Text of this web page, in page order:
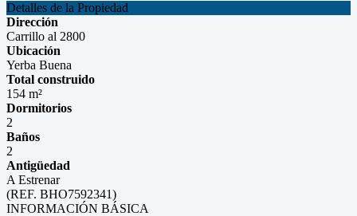
Detalles de la Propiedad
Dirección
Carrillo al 2800
Ubicación
Yerba Buena
Total construido
154 m²
Dormitorios
2
Baños
2
Antigüedad
A Estrenar
(REF. BHO7592341)
INFORMACIÓN BÁSICA